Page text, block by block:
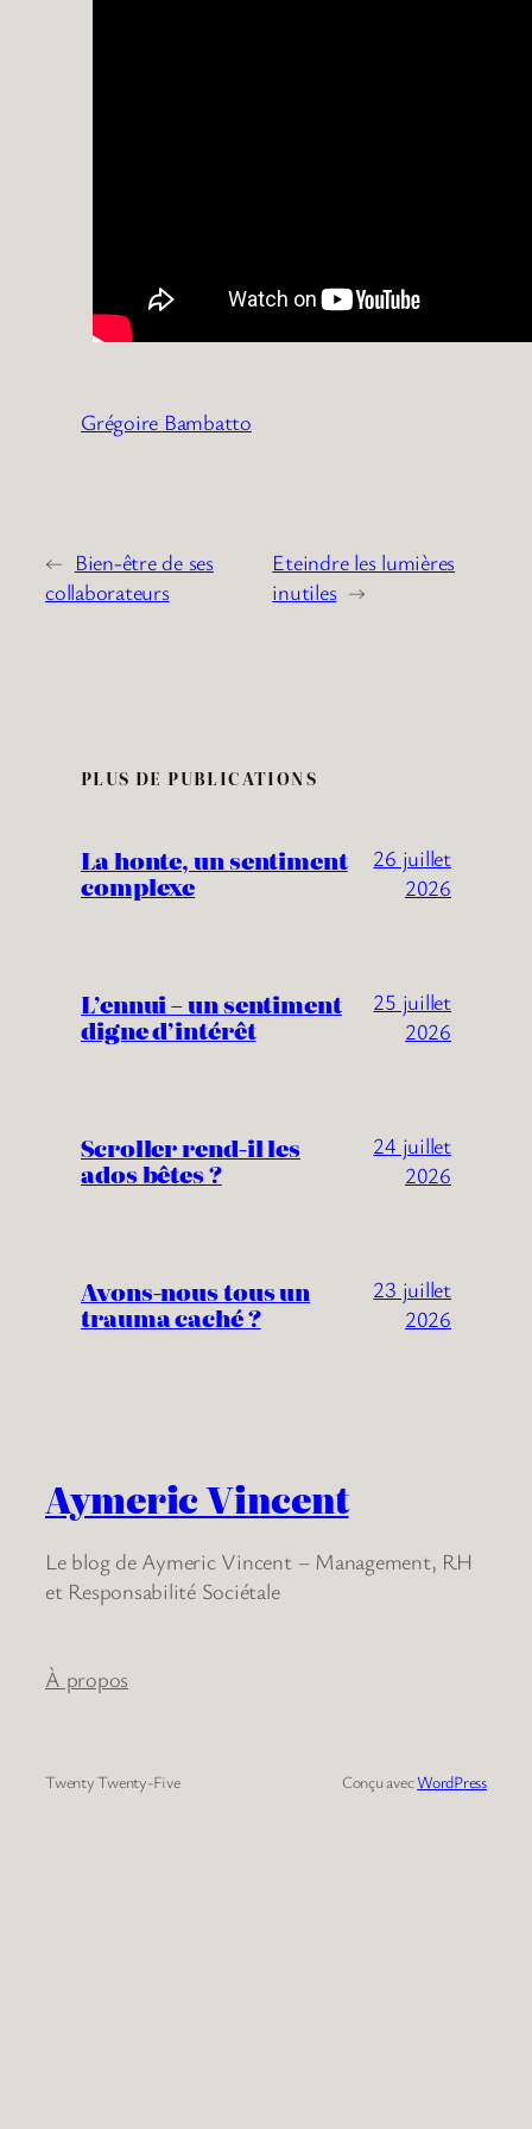
Grégoire Bambatto
← Bien-être de ses
collaborateurs
Eteindre les lumières
inutiles →
PLUS DE PUBLICATIONS
La honte, un sentiment
complexe
26 juillet
2026
L’ennui – un sentiment
digne d’intérêt
25 juillet
2026
Scroller rend-il les
ados bêtes ?
24 juillet
2026
Avons-nous tous un
trauma caché ?
23 juillet
2026
Aymeric Vincent
Le blog de Aymeric Vincent – Management, RH
et Responsabilité Sociétale
À propos
Twenty Twenty-Five Conçu avecWordPress